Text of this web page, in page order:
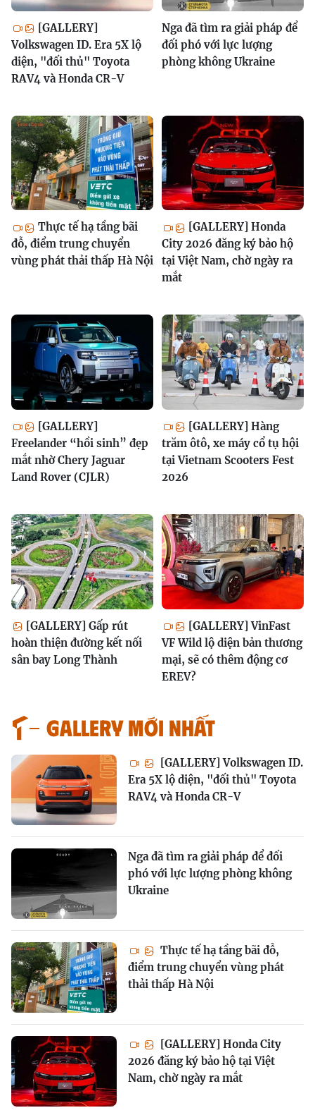
[GALLERY]
Volkswagen ID. Era 5X lộ
diện, "đối thủ" Toyota
RAV4 và Honda CR-V
Nga đã tìm ra giải pháp để
đối phó với lực lượng
phòng không Ukraine
Thực tế hạ tầng bãi
đỗ, điểm trung chuyển
vùng phát thải thấp Hà Nội
[GALLERY] Honda
City 2026 đăng ký bảo hộ
tại Việt Nam, chờ ngày ra
mắt
[GALLERY]
Freelander “hồi sinh” đẹp
mắt nhờ Chery Jaguar
Land Rover (CJLR)
[GALLERY] Hàng
trăm ôtô, xe máy cổ tụ hội
tại Vietnam Scooters Fest
2026
[GALLERY] Gấp rút
hoàn thiện đường kết nối
sân bay Long Thành
[GALLERY] VinFast
VF Wild lộ diện bản thương
mại, sẽ có thêm động cơ
EREV?
GALLERY MỚI NHẤT
[GALLERY] Volkswagen ID.
Era 5X lộ diện, "đối thủ" Toyota
RAV4 và Honda CR-V
Nga đã tìm ra giải pháp để đối
phó với lực lượng phòng không
Ukraine
Thực tế hạ tầng bãi đỗ,
điểm trung chuyển vùng phát
thải thấp Hà Nội
[GALLERY] Honda City
2026 đăng ký bảo hộ tại Việt
Nam, chờ ngày ra mắt